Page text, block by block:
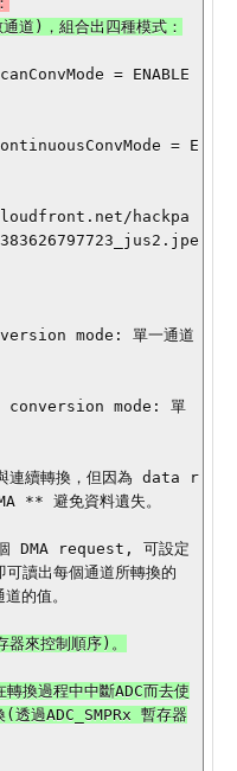
hackpa
mode: 單一通道
mode: 單
連續轉換，但因為 data r
** 避免資料遺失。
個 DMA request, 可設定
讀出每個通道所轉換的
的值。
來控制順序)。
換過程中中斷ADC而去使
透過ADC_SMPRx 暫存器